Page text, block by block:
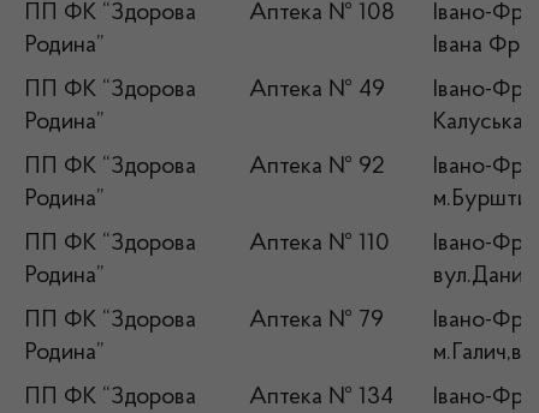
ПП ФК “Здорова
Родина”
Аптека № 108
Івано-
Івана
ПП ФК “Здорова
Родина”
Аптека № 49
Івано-
ПП ФК “Здорова
Родина”
Аптека № 92
Івано-
ПП ФК “Здорова
Родина”
Аптека № 110
Івано-
ПП ФК “Здорова
Родина”
Аптека № 79
Івано-
ПП ФК “Здорова
Аптека № 134
Івано-